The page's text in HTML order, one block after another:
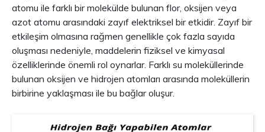
atomu ile farklı bir molekülde bulunan flor, oksijen veya
azot atomu arasındaki zayıf elektriksel bir etkidir. Zayıf bir
etkileşim olmasına rağmen genellikle çok fazla sayıda
oluşması nedeniyle, maddelerin fiziksel ve kimyasal
özelliklerinde önemli rol oynarlar. Farklı su moleküllerinde
bulunan oksijen ve hidrojen atomları arasında moleküllerin
birbirine yaklaşması ile bu bağlar oluşur.